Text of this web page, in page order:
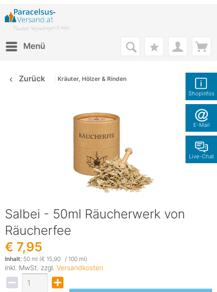
Shopinfos
E-Mail
Live-Chat
Menü
Zurück Kräuter, Hölzer & Rinden
Salbei - 50ml Räucherwerk von
Räucherfee
€ 7,95
Inhalt: 50 ml (€ 15,90 / 100 ml)
inkl. MwSt. zzgl. Versandkosten